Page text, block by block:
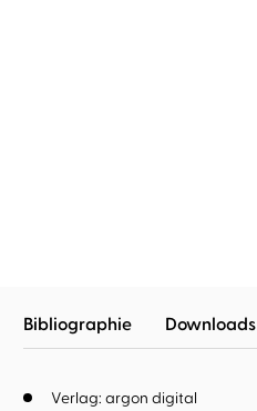
Bibliographie Downloads
Verlag: argon digital